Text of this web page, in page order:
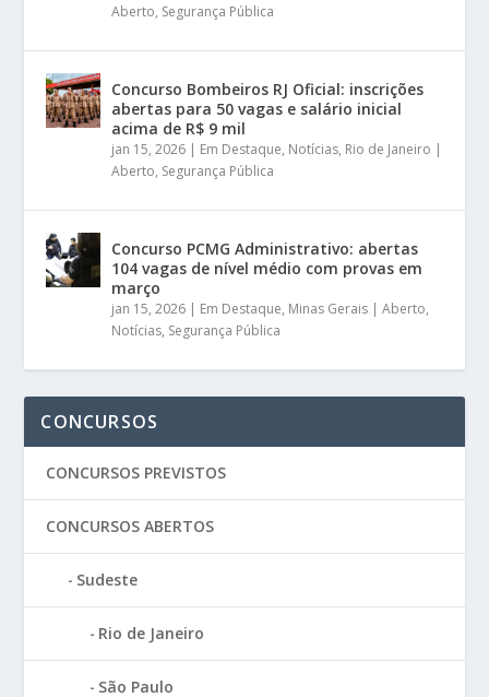
Aberto, Segurança Pública
Concurso Bombeiros RJ Oficial: inscrições
abertas para 50 vagas e salário inicial
acima de R$ 9 mil
jan 15, 2026 | Em Destaque, Notícias, Rio de Janeiro |
Aberto, Segurança Pública
Concurso PCMG Administrativo: abertas
104 vagas de nível médio com provas em
março
jan 15, 2026 | Em Destaque, Minas Gerais | Aberto,
Notícias, Segurança Pública
CONCURSOS
CONCURSOS PREVISTOS
CONCURSOS ABERTOS
Sudeste
Rio de Janeiro
São Paulo